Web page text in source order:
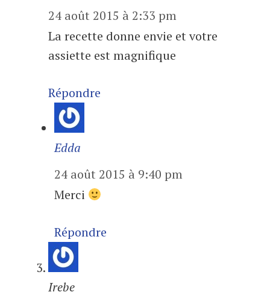
24 août 2015 à 2:33 pm
La recette donne envie et votre
assiette est magnifique
Répondre
Edda
24 août 2015 à 9:40 pm
Merci
Répondre
Irebe